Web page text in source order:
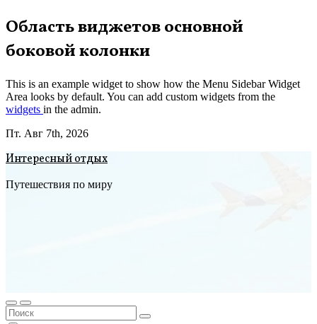
Перейти
к
содержимому
Область виджетов основной
боковой колонки
This is an example widget to show how the Menu Sidebar Widget
Area looks by default. You can add custom widgets from the
widgets in the admin.
Пт. Авг 7th, 2026
Интересный отдых
Путешествия по миру